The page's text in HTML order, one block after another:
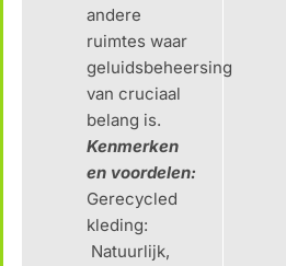
andere
ruimtes waar
geluidsbeheersing
van cruciaal
belang is.
Kenmerken
en voordelen:
Gerecycled
kleding:
Natuurlijk,